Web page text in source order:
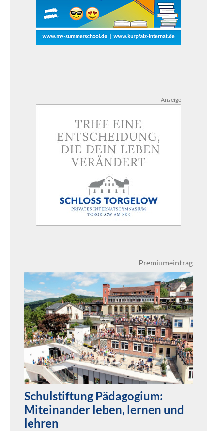
Anzeige
Premiumeintrag
Schulstiftung Pädagogium:
Miteinander leben, lernen und
lehren